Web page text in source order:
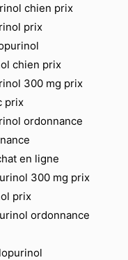
chien prix
prix
chien prix
300 mg prix
prix
ordonnance
en ligne
300 mg prix
prix
ordonnance